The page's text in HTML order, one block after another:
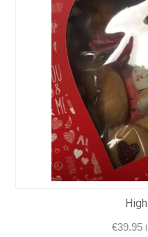
€39.95